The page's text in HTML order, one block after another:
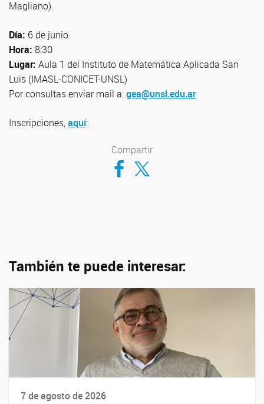
Magliano).
Día: 6 de junio
Hora: 8:30
Lugar: Aula 1 del Instituto de Matemática Aplicada San
Luis (IMASL-CONICET-UNSL)
Por consultas enviar mail a:gea@unsl.edu.ar
Inscripciones,aquí:
Compartir
Compartir en Facebook
Compartir en Twitter
También te puede interesar:
7 de agosto de 2026